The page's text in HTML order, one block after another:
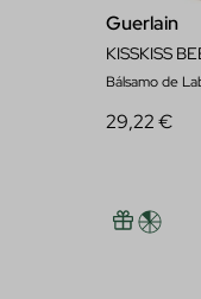
Guerlain
KISSKISS
Bálsamo de
29,22 €